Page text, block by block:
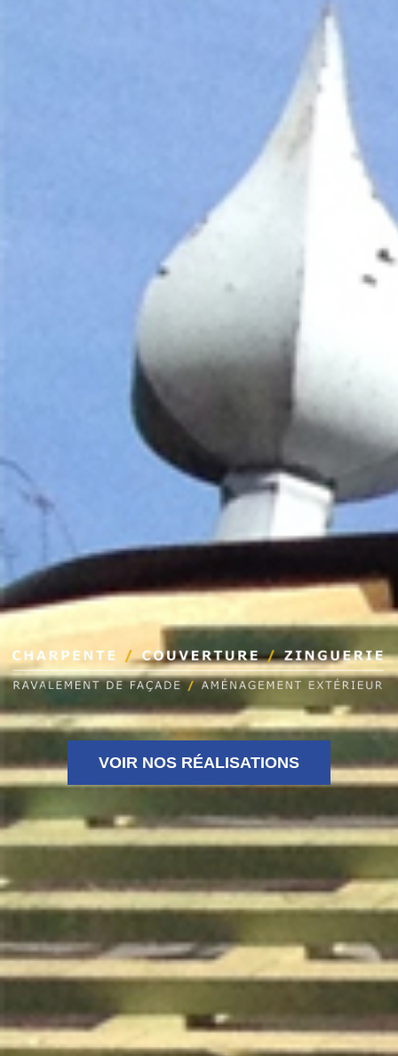
VOIR NOS RÉALISATIONS